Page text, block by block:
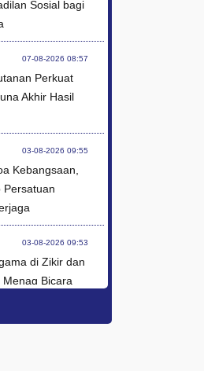
Sosial bagi
07-08-2026 08:57
Perkuat
Akhir Hasil
03-08-2026 09:55
Kebangsaan,
Persatuan
03-08-2026 09:53
di Zikir dan
Menag Bicara